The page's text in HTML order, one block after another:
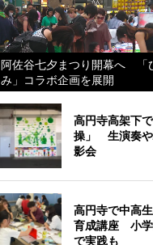
阿佐谷七夕まつり開幕へ 「
み」コラボ企画を展開
高円寺高架下
操」 生演奏や
影会
高円寺で中高
育成講座 小
で実践も